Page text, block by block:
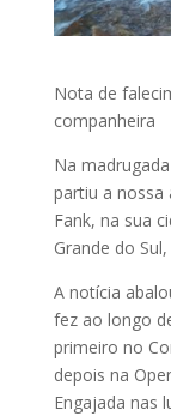
Nota de
companheira
Na
partiu a nossa
Fank, na sua
Grande do
A notícia
fez ao longo
primeiro no
depois na
Engajada nas